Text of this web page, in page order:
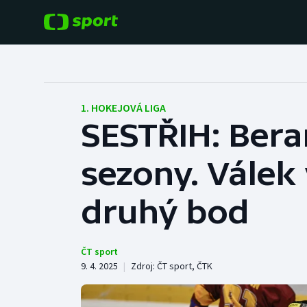
Hokej
Tenis
Atletika
Baseball a softbal
Basketbal
Biatlon
1. HOKEJOVÁ LIGA
SESTŘIH:
sezony.
druhý bod
ČT sport
9. 4. 2025 | Zdroj: ČT sport, ČTK